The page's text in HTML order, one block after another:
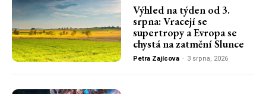
Výhled na týden od 3.
srpna: Vracejí se
supertropy a Evropa se
chystá na zatmění Slunce
Petra Zajícova - 3 srpna, 2026